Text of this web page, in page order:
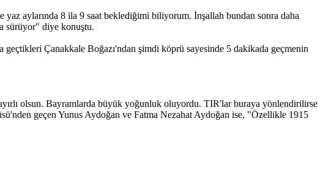
yaz aylarında 8 ila 9 saat beklediğimi biliyorum. İnşallah bundan sonra daha
sürüyor" diye konuştu.
Çanakkale Boğazı'ndan şimdi köprü sayesinde 5 dakikada geçmenin
olsun. Bayramlarda büyük yoğunluk oluyordu. TIR'lar buraya yönlendirilirse
geçen Yunus Aydoğan ve Fatma Nezahat Aydoğan ise, "Özellikle 1915